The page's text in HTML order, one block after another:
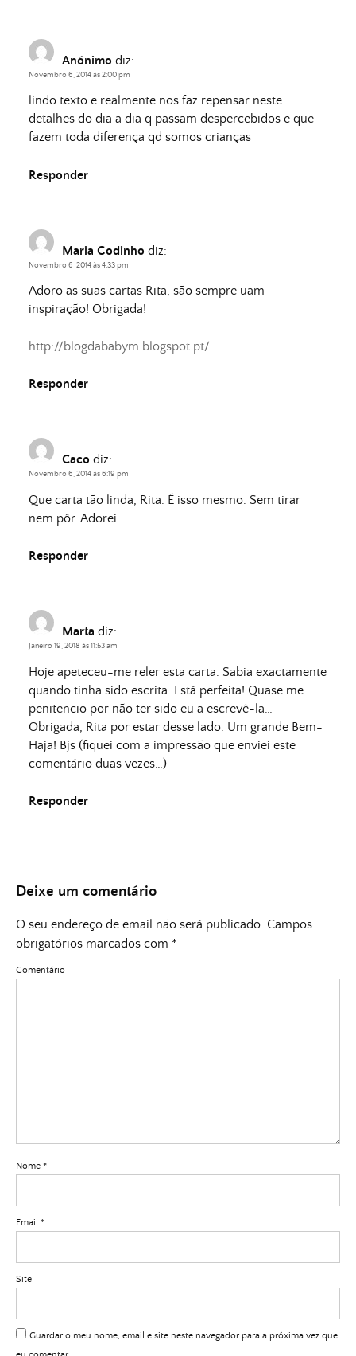
Anónimo diz:
Novembro 6, 2014 às 2:00 pm
lindo texto e realmente nos faz repensar neste
detalhes do dia a dia q passam despercebidos e que
fazem toda diferença qd somos crianças
Responder
Maria Godinho diz:
Novembro 6, 2014 às 4:33 pm
Adoro as suas cartas Rita, são sempre uam
inspiração! Obrigada!
http://blogdababym.blogspot.pt/
Responder
Caco diz:
Novembro 6, 2014 às 6:19 pm
Que carta tão linda, Rita. É isso mesmo. Sem tirar
nem pôr. Adorei.
Responder
Marta diz:
Janeiro 19, 2018 às 11:53 am
Hoje apeteceu-me reler esta carta. Sabia exactamente
quando tinha sido escrita. Está perfeita! Quase me
penitencio por não ter sido eu a escrevê-la…
Obrigada, Rita por estar desse lado. Um grande Bem-
Haja! Bjs (fiquei com a impressão que enviei este
comentário duas vezes…)
Responder
Deixe um comentário
O seu endereço de email não será publicado. Campos
obrigatórios marcados com *
Comentário
Nome *
Email *
Site
Guardar o meu nome, email e site neste navegador para a próxima vez que